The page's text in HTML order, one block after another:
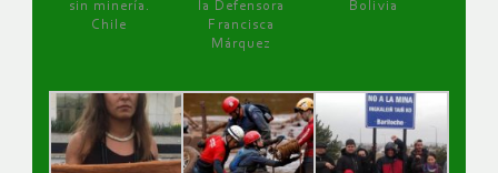
sin minería.
Chile
la Defensora
Francisca
Márquez
Bolivia